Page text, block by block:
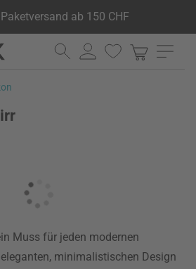
ab 150 CHF
Rückgaberecht
Muss für jeden modernen
minimalistischen Design